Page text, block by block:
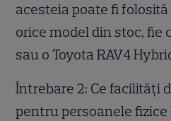
acesteia poate fi
orice model din stoc, fie
sau o Toyota RAV4
Întrebare 2: Ce facilități
pentru persoanele fizice